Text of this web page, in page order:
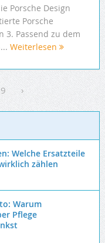
Porsche Design
Porsche
3. Passend zu dem
Weiterlesen
›
Welche Ersatzteile
zählen
Warum
Pflege